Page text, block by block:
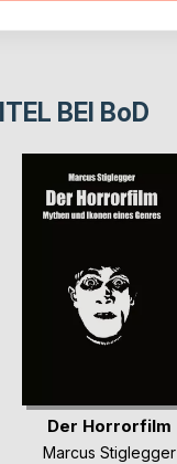
BEI BoD
Der Horrorfilm
Marcus Stiglegger